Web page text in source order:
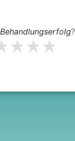
Behandlungserfolg?